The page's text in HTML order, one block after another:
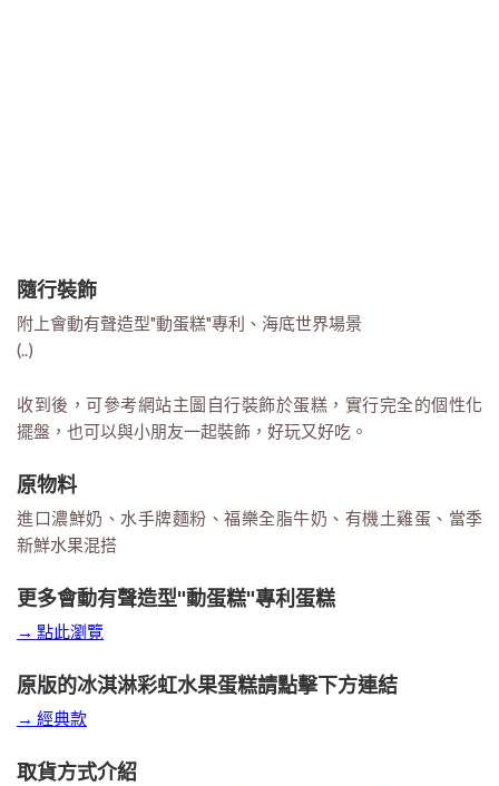
隨行裝飾
附上會動有聲造型"動蛋糕"專利、海底世界場景
(..)
收到後，可參考網站主圖自行裝飾於蛋糕，實行完全的個性化
擺盤，也可以與小朋友一起裝飾，好玩又好吃。
原物料
進口濃鮮奶、水手牌麵粉、福樂全脂牛奶、有機土雞蛋、當季
新鮮水果混搭
更多會動有聲造型"動蛋糕"專利蛋糕
→ 點此瀏覽
原版的冰淇淋彩虹水果蛋糕請點擊下方連結
→ 經典款
取貨方式介紹